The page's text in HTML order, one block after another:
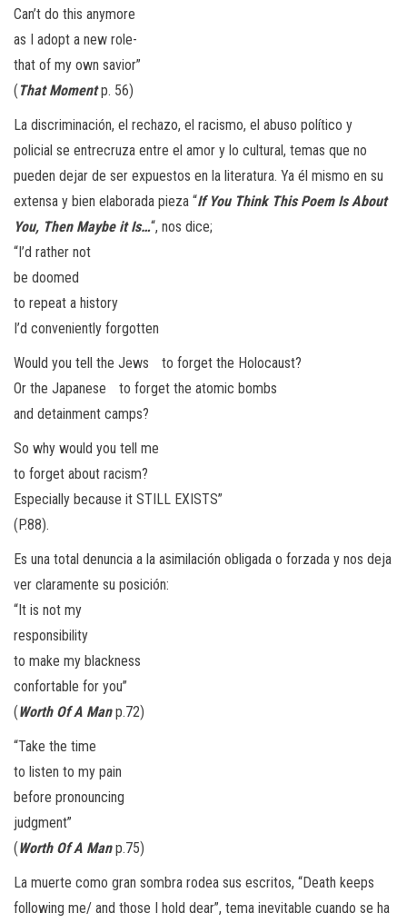
Can’t do this anymore
as I adopt a new role-
that of my own savior”
(That Momentp. 56)
La discriminación, el rechazo, el racismo, el abuso político y
policial se entrecruza entre el amor y lo cultural, temas que no
pueden dejar de ser expuestos en la literatura. Ya él mismo en su
extensa y bien elaborada pieza “If You Think This Poem Is About
You, Then Maybe it Is…“, nos dice;
“I’d rather not
be doomed
to repeat a history
I’d conveniently forgotten
Would you tell the Jews to forget the Holocaust?
Or the Japanese to forget the atomic bombs
and detainment camps?
So why would you tell me
to forget about racism?
Especially because it STILL EXISTS”
(P.88).
Es una total denuncia a la asimilación obligada o forzada y nos deja
ver claramente su posición:
“It is not my
responsibility
to make my blackness
confortable for you”
(Worth Of A Manp.72)
“Take the time
to listen to my pain
before pronouncing
judgment”
(Worth Of A Manp.75)
La muerte como gran sombra rodea sus escritos, “Death keeps
following me/ and those I hold dear”, tema inevitable cuando se ha